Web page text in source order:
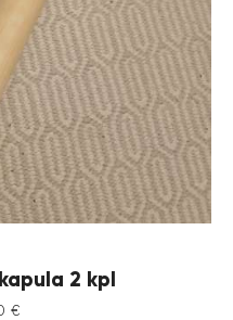
2 kpl
€